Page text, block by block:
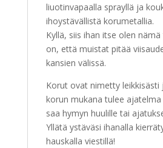
liuotinvapaalla sprayllä ja
ihoystävällistä korumetallia.
Kyllä, siis ihan itse olen
on, että muistat pitää
kansien välissä.
Korut ovat nimetty leikkisästi
korun mukana tulee
saa hymyn huulille tai
Yllätä ystäväsi ihanalla
hauskalla viestillä!